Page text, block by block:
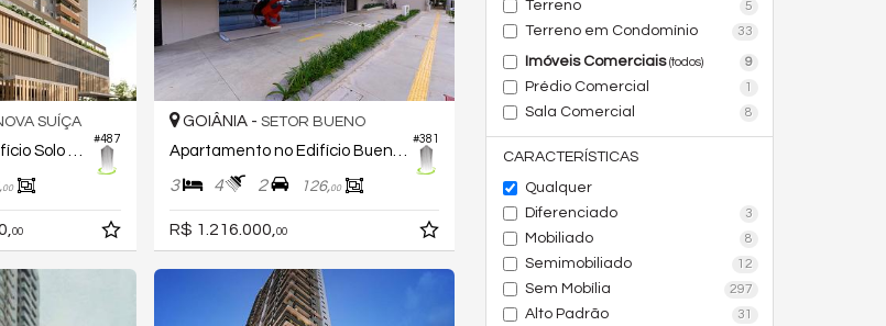
Terreno 5
Terreno em Condomínio 33
Imóveis Comerciais(todos) 9
Prédio Comercial 1
Sala Comercial 8
CARACTERÍSTICAS
Qualquer
Diferenciado
3
Mobiliado 8
Semimobiliado 12
Sem Mobília 297
Alto Padrão 31
#487
SUÍÇA
Apartamento no Edifício Solo Vaca Brava
00
00
#381
GOIÂNIA - SETOR BUENO
Apartamento no Edifício Bueno Park
3 4 2 126,00
R$ 1.216.000,00